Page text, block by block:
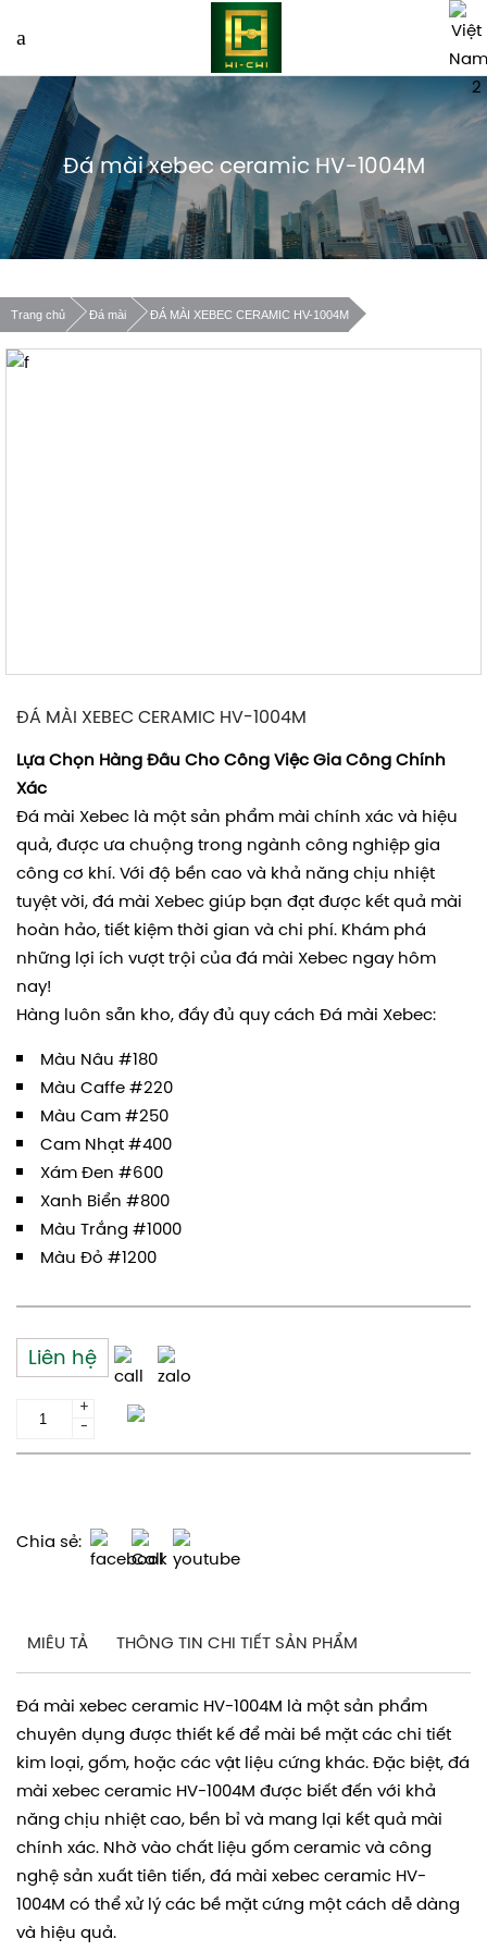
Đá mài xebec ceramic HV-1004M
Trang chủ Đá mài ĐÁ MÀI XEBEC CERAMIC HV-1004M
ĐÁ MÀI XEBEC CERAMIC HV-1004M
Lựa Chọn Hàng Đầu Cho Công Việc Gia Công Chính
Xác
Đá mài Xebec là một sản phẩm mài chính xác và hiệu
quả, được ưa chuộng trong ngành công nghiệp gia
công cơ khí. Với độ bền cao và khả năng chịu nhiệt
tuyệt vời, đá mài Xebec giúp bạn đạt được kết quả mài
hoàn hảo, tiết kiệm thời gian và chi phí. Khám phá
những lợi ích vượt trội của đá mài Xebec ngay hôm
nay!
Hàng luôn sẵn kho, đầy đủ quy cách Đá mài Xebec:
Màu Nâu #180
Màu Caffe #220
Màu Cam #250
Cam Nhạt #400
Xám Đen #600
Xanh Biển #800
Màu Trắng #1000
Màu Đỏ #1200
Liên hệ
+
-
Chia sẻ:
MIÊU TẢ THÔNG TIN CHI TIẾT SẢN PHẨM
Đá mài xebec ceramic HV-1004M là một sản phẩm
chuyên dụng được thiết kế để mài bề mặt các chi tiết
kim loại, gốm, hoặc các vật liệu cứng khác. Đặc biệt, đá
mài xebec ceramic HV-1004M được biết đến với khả
năng chịu nhiệt cao, bền bỉ và mang lại kết quả mài
chính xác. Nhờ vào chất liệu gốm ceramic và công
nghệ sản xuất tiên tiến, đá mài xebec ceramic HV-
1004M có thể xử lý các bề mặt cứng một cách dễ dàng
và hiệu quả.